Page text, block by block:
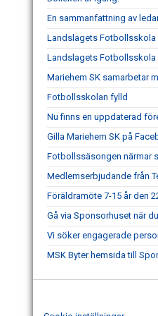
En sammanfattning av
Landslagets Fotbollsskola
Landslagets Fotbollsskola
Mariehem SK samarbetar
Fotbollsskolan fylld
Nu finns en uppdaterad
Gilla Mariehem SK på
Fotbollssäsongen närmar
Medlemserbjudande från
Föräldramöte 7-15 år den
Gå via Sponsorhuset när
Vi söker engagerade
MSK Byter hemsida till